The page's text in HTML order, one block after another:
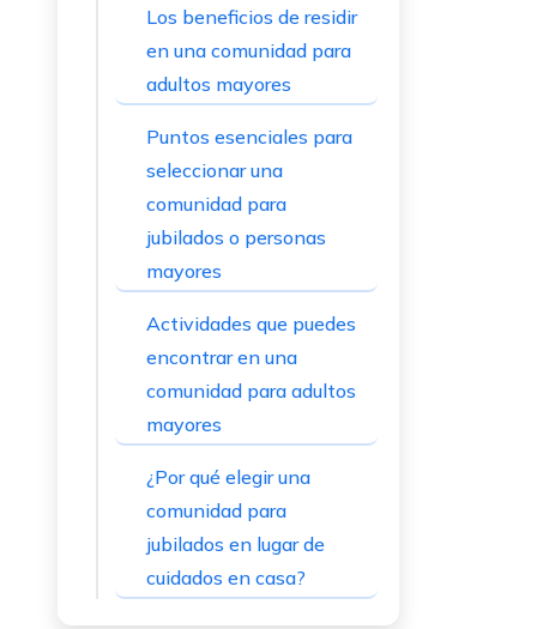
Los beneficios de residir
en una comunidad para
adultos mayores
Puntos esenciales para
seleccionar una
comunidad para
jubilados o personas
mayores
Actividades que puedes
encontrar en una
comunidad para adultos
mayores
¿Por qué elegir una
comunidad para
jubilados en lugar de
cuidados en casa?